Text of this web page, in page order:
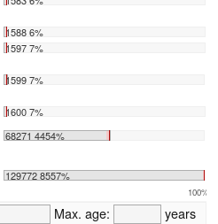
1588 6%
1597 7%
1599 7%
1600 7%
68271 4454%
129772 8557%
100%
Max. age:
years